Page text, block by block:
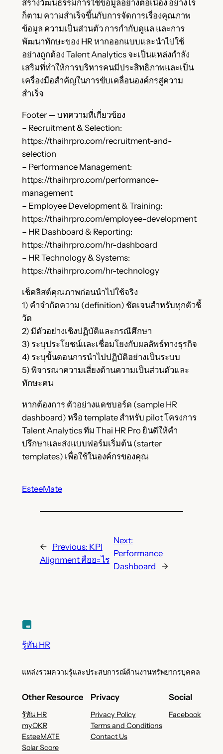
สร้างวัฒนธรรมการใช้ข้อมูลอย่างต่อเนื่อง อย่างไร
ก็ตาม ความสำเร็จขึ้นกับการจัดการเรื่องคุณภาพ
ข้อมูล ความเป็นส่วนตัว การกำกับดูแล และการ
พัฒนาทักษะของ HR หากออกแบบและนำไปใช้
อย่างถูกต้อง Talent Analytics จะเป็นแหล่งกำลัง
เสริมที่ทำให้การบริหารคนมีประสิทธิภาพและเป็น
เครื่องมือสำคัญในการขับเคลื่อนองค์กรสู่ความ
สำเร็จ
Footer — บทความที่เกี่ยวข้อง
– Recruitment & Selection:
https://thaihrpro.com/recruitment-and-
selection
– Performance Management:
https://thaihrpro.com/performance-
management
– Employee Development & Training:
https://thaihrpro.com/employee-development
– HR Dashboard & Reporting:
https://thaihrpro.com/hr-dashboard
– HR Technology & Systems:
https://thaihrpro.com/hr-technology
เช็คลิสต์คุณภาพก่อนนำไปใช้จริง
1) คำจำกัดความ (definition) ชัดเจนสำหรับทุกตัวชี้
วัด
2) มีตัวอย่างเชิงปฏิบัติและกรณีศึกษา
3) ระบุประโยชน์และเชื่อมโยงกับผลลัพธ์ทางธุรกิจ
4) ระบุขั้นตอนการนำไปปฏิบัติอย่างเป็นระบบ
5) พิจารณาความเสี่ยงด้านความเป็นส่วนตัวและ
ทักษะคน
หากต้องการ ตัวอย่างแดชบอร์ด (sample HR
dashboard) หรือ template สำหรับ pilot โครงการ
Talent Analytics ทีม Thai HR Pro ยินดีให้คำ
ปรึกษาและส่งแบบฟอร์มเริ่มต้น (starter
templates) เพื่อใช้ในองค์กรของคุณ
EsteeMate
← Previous: KPI
Alignment คืออะไร
Next:
Performance
Dashboard
→
รู้ทัน HR
แหล่งรวมความรู้และประสบการณ์ด้านงานทรัพยากรบุคคล
Other Resource
รู้ทัน HR
myOKR
EsteeMATE
Solar Score
Privacy
Privacy Policy
Terms and Conditions
Contact Us
Social
Facebook